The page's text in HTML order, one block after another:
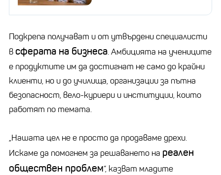
Подкрепа получават и от утвърдени специалисти
всферата на бизнеса. Амбицията на учениците
е продуктите им да достигнат не само до крайни
клиенти, но и до училища, организации за пътна
безопасност, вело-куриери и институции, които
работят по темата.
„Нашата цел не е просто да продаваме дрехи.
Искаме да помогнем за решаването на реален
обществен проблем“, казват младите